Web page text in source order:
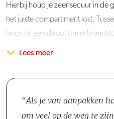
Hierbij houd je zeer secuur in de
het juiste compartiment lost.
langs bij een depot om je
Je rijdt voornamelijk in Nederland
je bijvoorbeeld vertraging
je dit oplost. Het Chauffeursteam
zowel mannen als vrouwen van
Lees meer
Als je van aanpakken
om veel op de weg te